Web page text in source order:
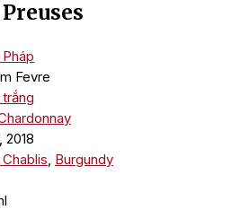
Fevre
2018
Burgundy